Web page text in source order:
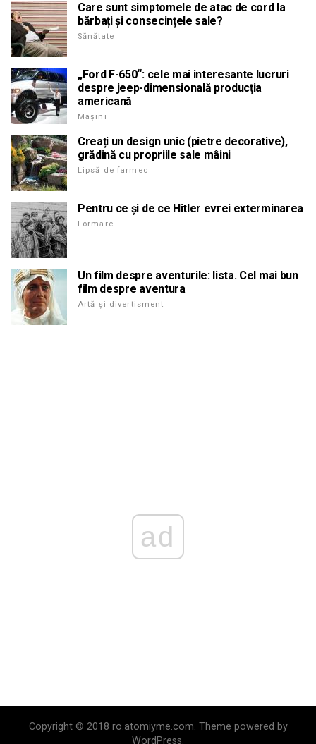
Care sunt simptomele de atac de cord la
bărbați și consecințele sale?
Sănătate
„Ford F-650“: cele mai interesante lucruri
despre jeep-dimensională producția
americană
Mașini
Creați un design unic (pietre decorative),
grădină cu propriile sale mâini
Lipsă de farmec
Pentru ce și de ce Hitler evrei exterminarea
Formare
Un film despre aventurile: lista. Cel mai bun
film despre aventura
Artă și divertisment
ad
Copyright © 2018 ro.atomiyme.com. Theme powered by
WordPress.